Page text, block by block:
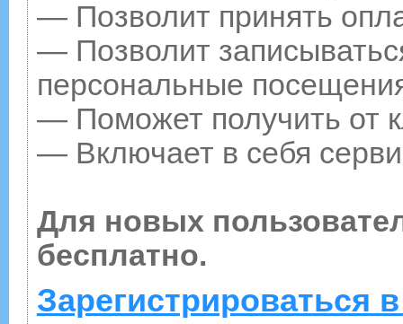
— Позволит принять
— Позволит
персональные
— Поможет получить от
— Включает в себя
Для новых
бесплатно.
Зарегистрироваться